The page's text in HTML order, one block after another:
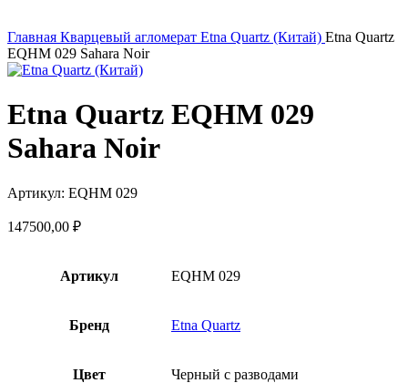
Главная Кварцевый агломерат Etna Quartz (Китай) Etna Quartz
EQHM 029 Sahara Noir
Etna Quartz EQHM 029
Sahara Noir
Артикул: EQHM 029
147500,00 ₽
Артикул EQHM 029
Бренд Etna Quartz
Цвет Черный с разводами